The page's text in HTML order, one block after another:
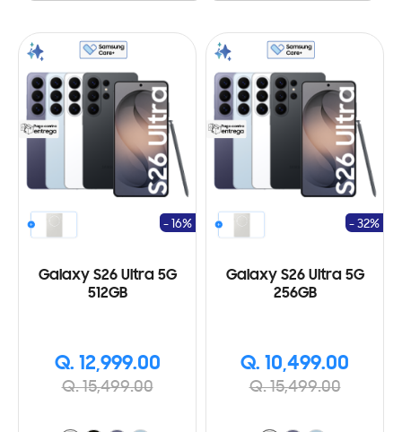
Galaxy S26 Ultra 5G
512GB
Q. 12,999.00
Q. 15,499.00
- 16%
Galaxy S26 Ultra 5G
256GB
Q. 10,499.00
Q. 15,499.00
- 32%